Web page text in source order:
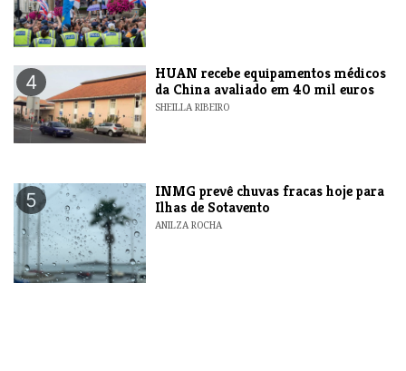
4
HUAN recebe equipamentos médicos
da China avaliado em 40 mil euros
SHEILLA RIBEIRO
5
INMG prevê chuvas fracas hoje para
Ilhas de Sotavento
ANILZA ROCHA